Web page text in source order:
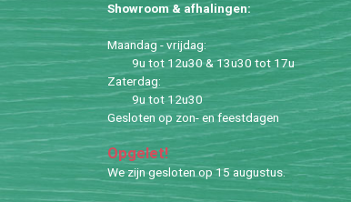
Show­room & af­ha­lin­gen:
Maan­dag - vrij­dag:
9u tot 12u30 & 13u30 tot 17u
Za­ter­dag:
9u tot 12u30
Ge­slo­ten op zon- en feest­da­gen
Op­ge­let!
We zijn ge­slo­ten op 15 au­gus­tus.